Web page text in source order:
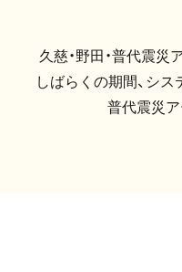
久慈・野田・普代震
しばらくの期間、シス
普代震災